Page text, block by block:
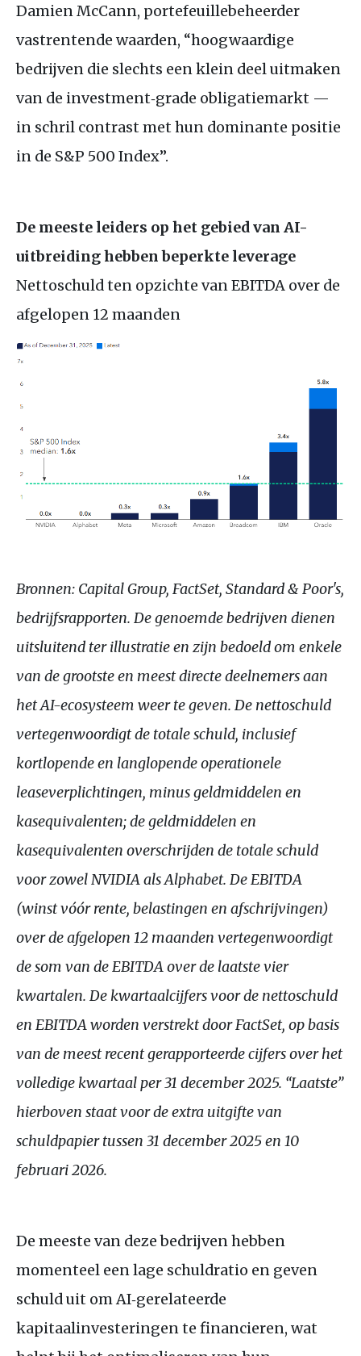
Damien McCann, portefeuillebeheerder
vastrentende waarden, “hoogwaardige
bedrijven die slechts een klein deel uitmaken
van de investment‑grade obligatiemarkt —
in schril contrast met hun dominante positie
in de S&P 500 Index”.
De meeste leiders op het gebied van AI-
uitbreiding hebben beperkte leverage
Nettoschuld ten opzichte van EBITDA over de
afgelopen 12 maanden
Bronnen: Capital Group, FactSet, Standard & Poor's,
bedrijfsrapporten. De genoemde bedrijven dienen
uitsluitend ter illustratie en zijn bedoeld om enkele
van de grootste en meest directe deelnemers aan
het AI-ecosysteem weer te geven. De nettoschuld
vertegenwoordigt de totale schuld, inclusief
kortlopende en langlopende operationele
leaseverplichtingen, minus geldmiddelen en
kasequivalenten; de geldmiddelen en
kasequivalenten overschrijden de totale schuld
voor zowel NVIDIA als Alphabet. De EBITDA
(winst vóór rente, belastingen en afschrijvingen)
over de afgelopen 12 maanden vertegenwoordigt
de som van de EBITDA over de laatste vier
kwartalen. De kwartaalcijfers voor de nettoschuld
en EBITDA worden verstrekt door FactSet, op basis
van de meest recent gerapporteerde cijfers over het
volledige kwartaal per 31 december 2025. “Laatste”
hierboven staat voor de extra uitgifte van
schuldpapier tussen 31 december 2025 en 10
februari 2026.
De meeste van deze bedrijven hebben
momenteel een lage schuldratio en geven
schuld uit om AI‑gerelateerde
kapitaalinvesteringen te financieren, wat